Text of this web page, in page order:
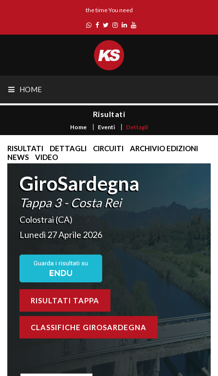
the time You need
HOME
Risultati
Home Eventi Dettagli
RISULTATI DETTAGLI CIRCUITI
ARCHIVIO EDIZIONI
NEWS
VIDEO
GiroSardegna
Tappa 3 - Costa Rei
Colostrai (CA)
Lunedì 27 Aprile 2026
RISULTATI TAPPA
CLASSIFICHE GIROSARDEGNA